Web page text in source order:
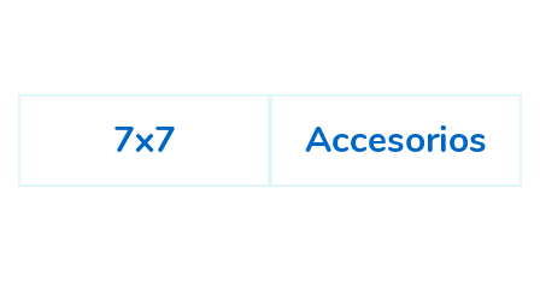
7x7 Accesorios